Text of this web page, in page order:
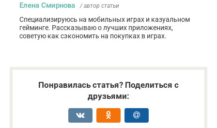
Елена Смирнова / автор статьи
Специализируюсь на мобильных играх и казуальном
гейминге. Рассказываю о лучших приложениях,
советую как сэкономить на покупках в играх.
Понравилась статья? Поделиться с
друзьями: